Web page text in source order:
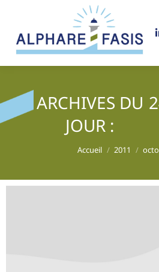
ARCHIVES DU
JOUR :
Vous êtes ici :
Accueil 2011